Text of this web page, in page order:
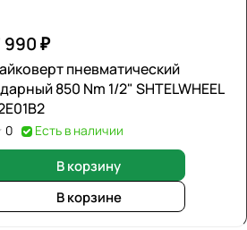
990 ₽
пневматический
850 Nm 1/2" SHTELWHEEL
0 Есть в наличии
В корзину
В корзине